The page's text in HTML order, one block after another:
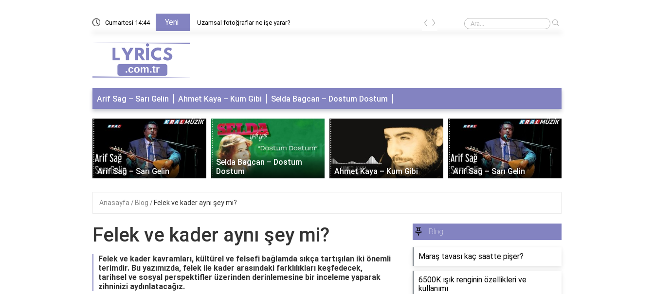
Cumartesi 14:44 Yeni Uzamsal fotoğraflar ne işe yarar? Uzamsal fotoğraflar ne işe yarar?
‹ ›
Arif Sağ – Sarı Gelin Ahmet Kaya – Kum Gibi Selda Bağcan – Dostum Dostum
Arif Sağ – Sarı Gelin
Selda Bağcan – Dostum
Dostum
Ahmet Kaya – Kum Gibi Arif Sağ – Sarı Gelin
Anasayfa Blog Felek ve kader aynı şey mi?
Felek ve kader aynı şey mi?
Felek ve kader kavramları, kültürel ve felsefi bağlamda sıkça tartışılan iki önemli
terimdir. Bu yazımızda, felek ile kader arasındaki farklılıkları keşfedecek,
tarihsel ve sosyal perspektifler üzerinden derinlemesine bir inceleme yaparak
zihninizi aydınlatacağız.
Blog
Maraş tavası kaç saatte pişer?
6500K ışık renginin özellikleri ve
kullanımı